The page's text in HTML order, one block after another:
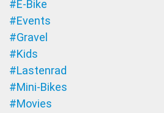
#E-Bike
#Events
#Gravel
#Kids
#Lastenrad
#Mini-Bikes
#Movies